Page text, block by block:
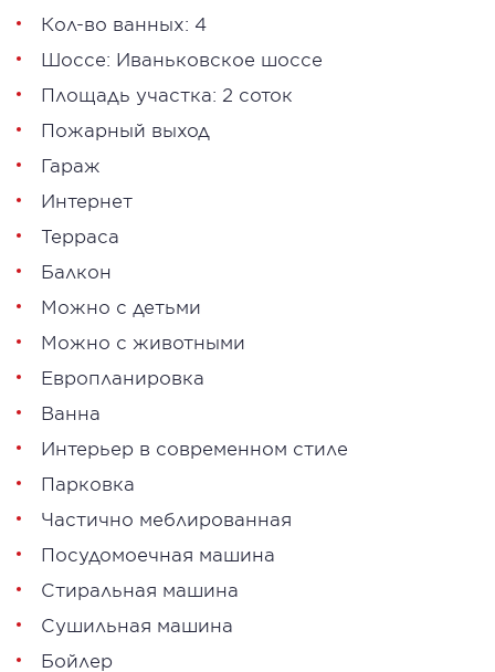
Кол-во ванных: 4
Шоссе: Иваньковское шоссе
Площадь участка: 2 соток
Пожарный выход
Гараж
Интернет
Терраса
Балкон
Можно с детьми
Можно с животными
Европланировка
Ванна
Интерьер в современном стиле
Парковка
Частично меблированная
Посудомоечная машина
Стиральная машина
Сушильная машина
Бойлер